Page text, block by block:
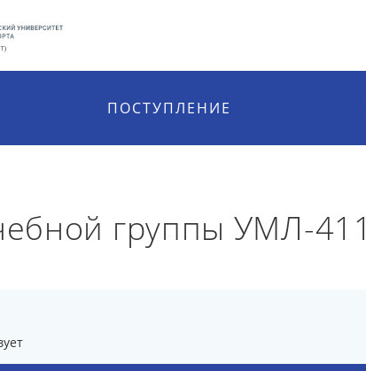
ПОСТУПЛЕНИЕ
группы УМЛ-411